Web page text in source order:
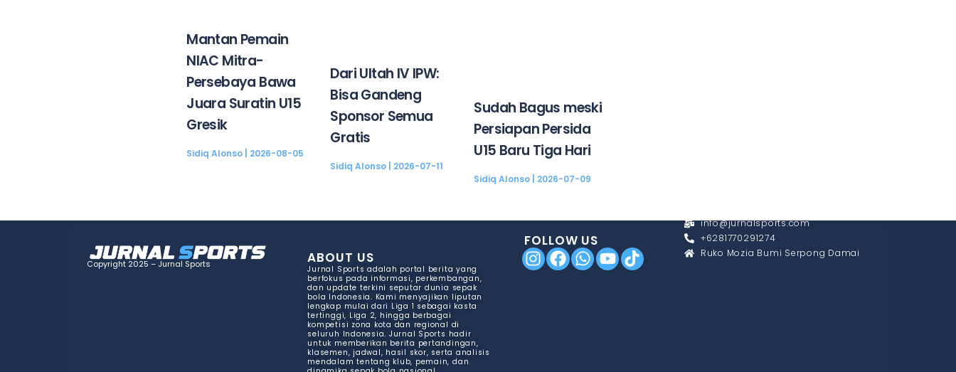
Mantan Pemain
NIAC Mitra-
Persebaya Bawa
Juara Suratin U15
Gresik
Sidiq Alonso 2026-08-05
Dari Ultah IV IPW:
Bisa Gandeng
Sponsor Semua
Gratis
Sidiq Alonso 2026-07-11
Sudah Bagus meski
Persiapan Persida
U15 Baru Tiga Hari
Sidiq Alonso 2026-07-09
Copyright 2025 – Jurnal Sports ABOUT US
Jurnal Sports adalah portal berita yang
berfokus pada informasi, perkembangan,
dan update terkini seputar dunia sepak
bola Indonesia. Kami menyajikan liputan
lengkap mulai dari Liga 1 sebagai kasta
tertinggi, Liga 2, hingga berbagai
kompetisi zona kota dan regional di
seluruh Indonesia. Jurnal Sports hadir
untuk memberikan berita pertandingan,
klasemen, jadwal, hasil skor, serta analisis
mendalam tentang klub, pemain, dan
FOLLOW US
info@jurnalsports.com
+6281770291274
Ruko Mozia Bumi Serpong Damai